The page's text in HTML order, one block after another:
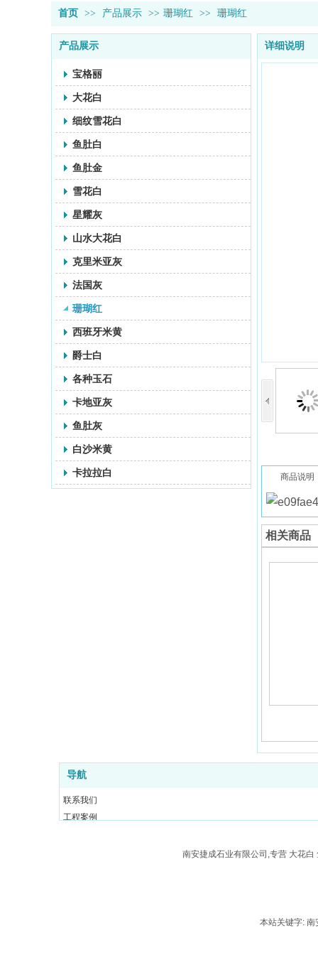
首页 >> 产品展示 >> 珊瑚红 >> 珊瑚红
产品展示
宝格丽
大花白
细纹雪花白
鱼肚白
鱼肚金
雪花白
星耀灰
山水大花白
克里米亚灰
法国灰
珊瑚红
西班牙米黄
爵士白
各种玉石
卡地亚灰
鱼肚灰
白沙米黄
卡拉拉白
详细说明
商品说明
相关商品
导航
联系我们
工程案例
南安捷成石业有限公司,专营 大花
本站关键字: